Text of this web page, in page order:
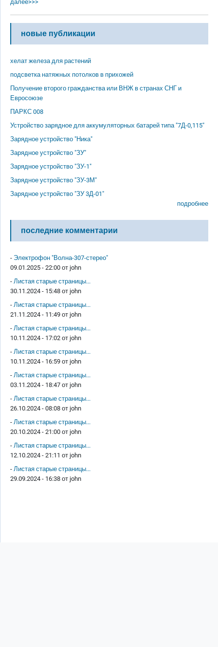
далее>>>
новые публикации
хелат железа для растений
подсветка натяжных потолков в прихожей
Получение второго гражданства или ВНЖ в странах СНГ и
Евросоюзе
ПАРКС 008
Устройство зарядное для аккумуляторных батарей типа "7Д-0,115"
Зарядное устройство "Ника"
Зарядное устройство "ЗУ"
Зарядное устройство "ЗУ-1"
Зарядное устройство "ЗУ-3М"
Зарядное устройство "ЗУ 3Д-01"
подробнее
последние комментарии
- Электрофон "Волна-307-стерео"
09.01.2025 - 22:00 от john
- Листая старые страницы...
30.11.2024 - 15:48 от john
- Листая старые страницы...
21.11.2024 - 11:49 от john
- Листая старые страницы...
10.11.2024 - 17:02 от john
- Листая старые страницы...
10.11.2024 - 16:59 от john
- Листая старые страницы...
03.11.2024 - 18:47 от john
- Листая старые страницы...
26.10.2024 - 08:08 от john
- Листая старые страницы...
20.10.2024 - 21:00 от john
- Листая старые страницы...
12.10.2024 - 21:11 от john
- Листая старые страницы...
29.09.2024 - 16:38 от john